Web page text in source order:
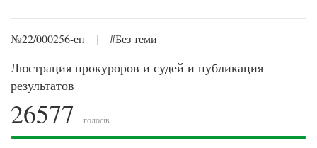
№22/000256-еп | #Без теми
Люстрация прокуроров и судей и публикация
результатов
26577 голосів